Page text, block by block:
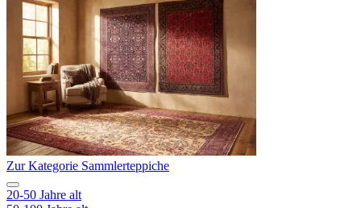
Zur Kategorie Sammlerteppiche
20-50 Jahre alt